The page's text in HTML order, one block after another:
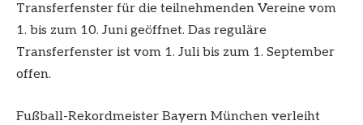
Transferfenster für die teilnehmenden Vereine vom
1. bis zum 10. Juni geöffnet. Das reguläre
Transferfenster ist vom 1. Juli bis zum 1. September
offen.
Fußball-Rekordmeister Bayern München verleiht